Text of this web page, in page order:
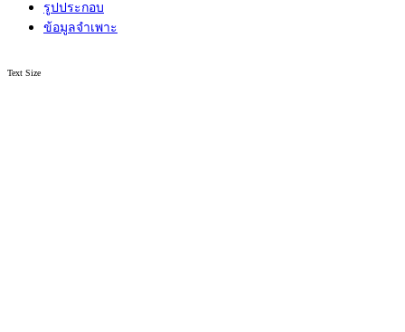
รูปประกอบ
ข้อมูลจำเพาะ
Text Size